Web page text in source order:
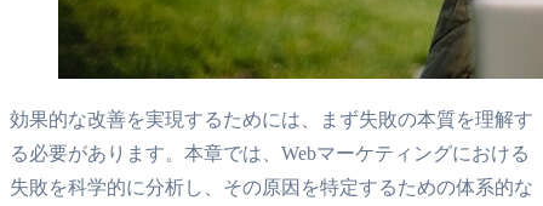
効果的な改善を実現するためには、まず失敗の本質を理解す
る必要があります。本章では、Webマーケティングにおける
失敗を科学的に分析し、その原因を特定するための体系的な